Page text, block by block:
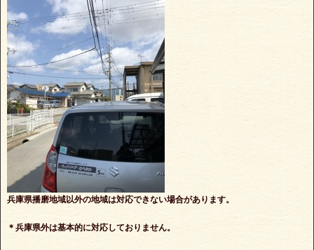
兵庫県播磨地域以外の地域は対応できない場合があります。
＊兵庫県外は基本的に対応しておりません。